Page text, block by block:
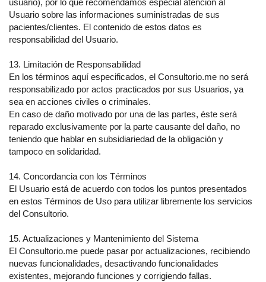
Usuario sobre las informaciones suministradas de sus
pacientes/clientes. El contenido de estos datos es
responsabilidad del Usuario.
13. Limitación de Responsabilidad
En los términos aquí especificados, el Consultorio.me no será
responsabilizado por actos practicados por sus Usuarios, ya
sea en acciones civiles o criminales.
En caso de daño motivado por una de las partes, éste será
reparado exclusivamente por la parte causante del daño, no
teniendo que hablar en subsidiariedad de la obligación y
tampoco en solidaridad.
14. Concordancia con los Términos
El Usuario está de acuerdo con todos los puntos presentados
en estos Términos de Uso para utilizar libremente los servicios
del Consultorio.
15. Actualizaciones y Mantenimiento del Sistema
El Consultorio.me puede pasar por actualizaciones, recibiendo
nuevas funcionalidades, desactivando funcionalidades
existentes, mejorando funciones y corrigiendo fallas.